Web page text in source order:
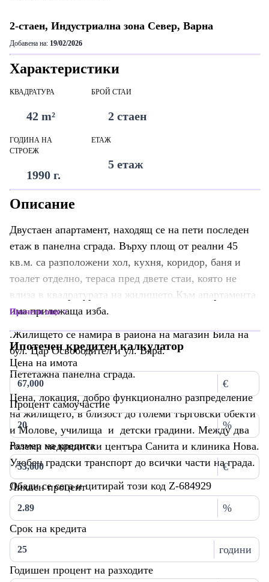
2-стаен, Индустриална зона Север, Варна
Добавена на: 19/02/2026
Характеристики
КВАДРАТУРА
42 m²
БРОЙ СТАИ
2 стаен
ГОДИНА НА
СТРОЕЖ
1990 г.
ЕТАЖ
5 етаж
Описание
Двустаен апартамент, находящ се на пети последен
етаж в панелна сграда. Върху площ от реални 45
кв.м. са разположени хол, кухня, коридор, баня и
тоалет отделно, тераса пред двете стаи, която не
влиза в квадратурата на жилището.Към апартамента
има прилежаща изба.
.Жилището се намира в района на магазин Била на
бул. Цар Освободител и ул. Вяра.
Пететажна панелна сграда.
Цена, локация, добро функционално разпределение
на жилището, в близост до големи търговски обекти
и Молове, училища и детски градини. Между два
големи медицински центъра Санита и клиника Нова.
Удобен градски транспорт до всички части на града.
Обади се сега и цитирай този код Z-684929
Прочети още
Ипотечен кредитен калкулатор
Цена на имота
€
Процент самоучастие
%
Размер на кредита
€
Лихвен процент
%
Срок на кредита
години
Годишен процент на разходите